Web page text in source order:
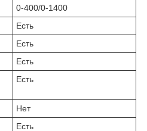
0-400/0-1400
Есть
Есть
Есть
Есть
Нет
Есть